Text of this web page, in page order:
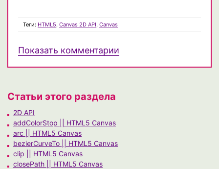
Теги: HTML5, Canvas 2D API, Canvas
Показать комментарии
Статьи этого раздела
2D API
addColorStop || HTML5 Canvas
arc || HTML5 Canvas
bezierCurveTo || HTML5 Canvas
clip || HTML5 Canvas
closePath || HTML5 Canvas